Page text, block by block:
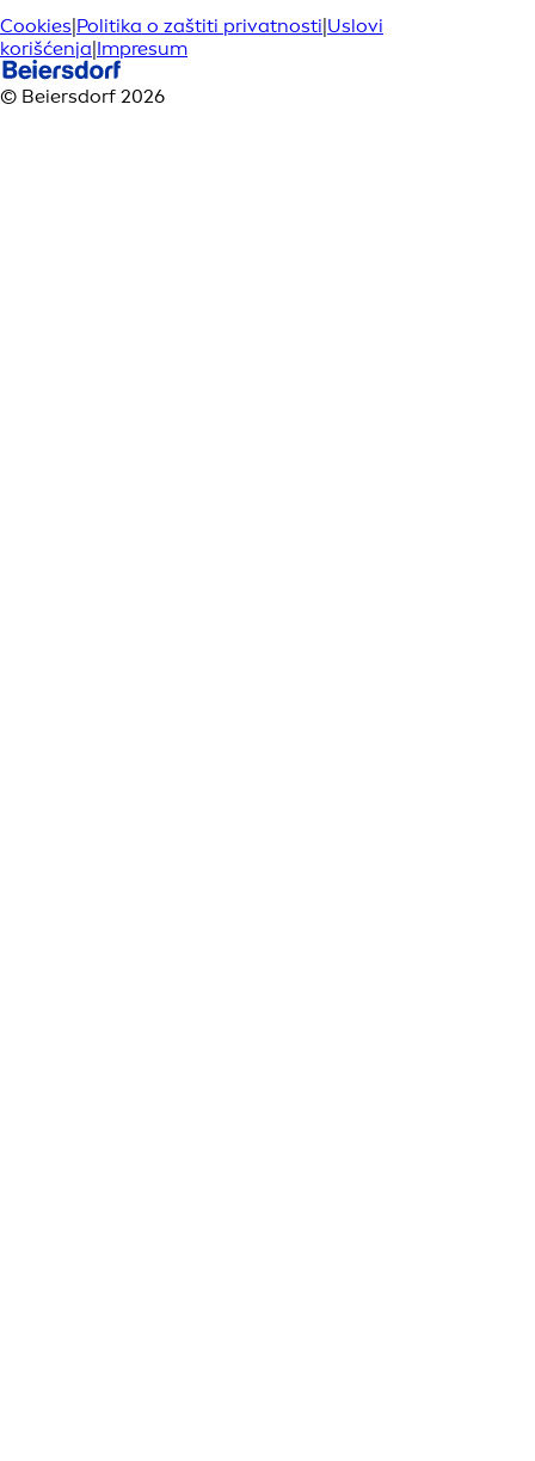
Cookies Politika o zaštiti privatnosti Uslovi
korišćenja Impresum
© Beiersdorf 2026